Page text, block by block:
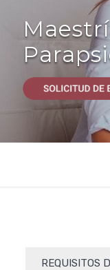
REQUISITOS